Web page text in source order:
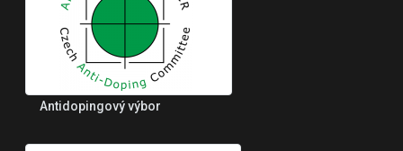
Antidopingový výbor